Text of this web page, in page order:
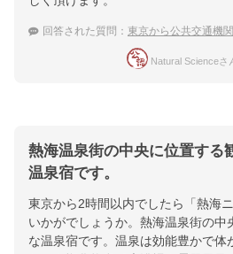
回答された質問： 東京から公共交通機関で2時間以内
Natural Scienceさ
熱海温泉街の中央に位置する
温泉宿です。
東京から2時間以内でしたら「熱海
いかがでしょうか。熱海温泉街の中
な温泉宿です。温泉は効能豊かで体